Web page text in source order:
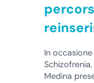
In
Medina